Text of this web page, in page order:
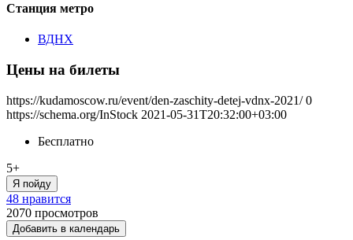
Станция метро
ВДНХ
Цены на билеты
https://kudamoscow.ru/event/den-zaschity-detej-vdnx-2021/ 0
https://schema.org/InStock 2021-05-31T20:32:00+03:00
Бесплатно
5+
Я пойду
48 нравится
2070 просмотров
Добавить в календарь